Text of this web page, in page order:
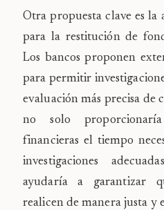
Otra propuesta clave es la
para la restitución de
Los bancos proponen
para permitir
evaluación más precisa de
no solo
financieras el tiempo
investigaciones
ayudaría a garantizar
realicen de manera justa y